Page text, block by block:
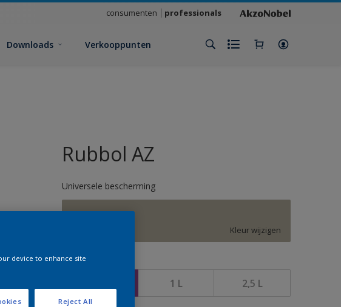
consumenten professionals
Downloads Verkooppunten
Rubbol AZ
Universele bescherming
Kleur wijzigen
Grootte
1 L 2,5 L
device to enhance site
Reject All